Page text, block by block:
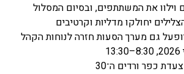
וילוו את המשתתפים, ובסיום המסלול
יחולקו מדליות וקרטיבים
גם מערך הסעות חזרה לנוחות הקהל
כפר ורדים ה־30